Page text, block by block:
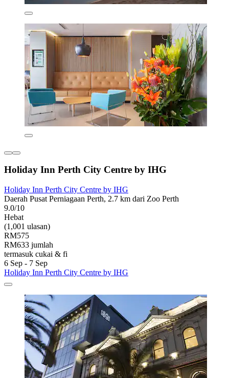
Holiday Inn Perth City Centre by IHG
Holiday Inn Perth City Centre by IHG
Daerah Pusat Perniagaan Perth, 2.7 km dari Zoo Perth
9.0/10
Hebat
(1,001 ulasan)
RM575
RM633 jumlah
termasuk cukai & fi
6 Sep - 7 Sep
Holiday Inn Perth City Centre by IHG